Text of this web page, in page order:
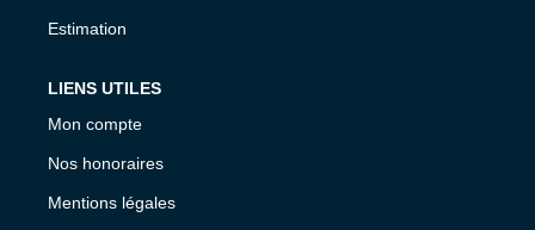
Estimation
LIENS UTILES
Mon compte
Nos honoraires
Mentions légales